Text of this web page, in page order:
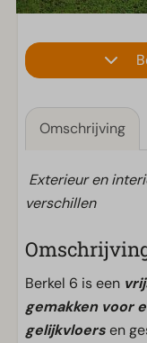
Omschrijving
Exterieur en
verschillen
Berkel 6 is een
gemakken voor
gelijkvloersen